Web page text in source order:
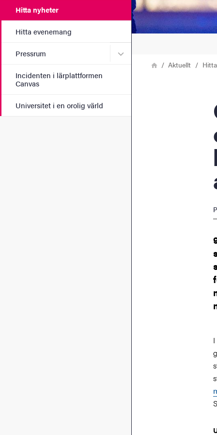
Hitta nyheter
Hitta evenemang
Pressrum Undermeny för Pressrum
Incidenten i lärplattformen
Canvas
Universitet i en orolig värld
LänkstigHemAktuellt